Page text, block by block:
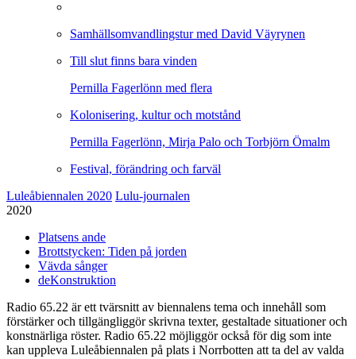
Samhällsomvandlingstur med David Väyrynen
Till slut finns bara vinden
Pernilla Fagerlönn med flera
Kolonisering, kultur och motstånd
Pernilla Fagerlönn, Mirja Palo och Torbjörn Ömalm
Festival, förändring och farväl
Luleåbiennalen 2020 Lulu-journalen
2020
Platsens ande
Brottstycken: Tiden på jorden
Vävda sånger
deKonstruktion
Radio 65.22 är ett tvärsnitt av biennalens tema och innehåll som
förstärker och tillgängliggör skrivna texter, gestaltade situationer och
konstnärliga röster. Radio 65.22 möjliggör också för dig som inte
kan uppleva Luleåbiennalen på plats i Norrbotten att ta del av valda